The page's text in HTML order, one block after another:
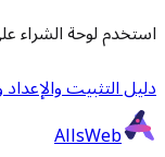
استخدم لوحة الشراء
دليل التثبيت
AllsWeb